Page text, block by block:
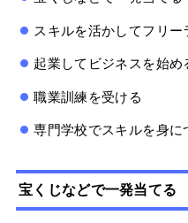
スキルを活かしてフリー
起業してビジネスを始め
職業訓練を受ける
専門学校でスキルを身に
宝くじなどで一発当てる